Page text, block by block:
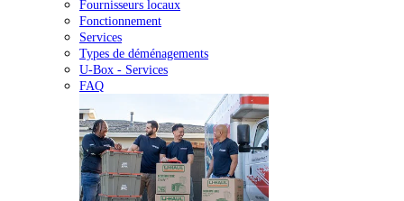
Fournisseurs locaux
Fonctionnement
Services
Types de déménagements
U-Box - Services
FAQ